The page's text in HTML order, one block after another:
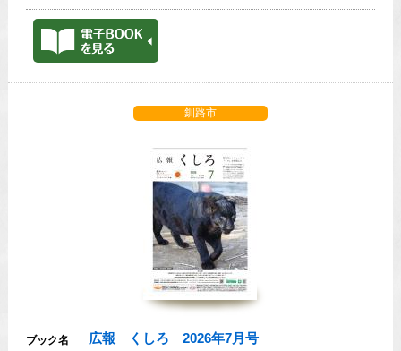
釧路市
ブック名 広報 くしろ 2026年7月号